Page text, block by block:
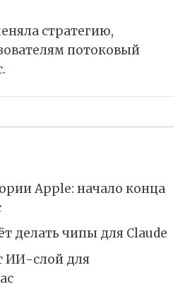
стратегию,
потоковый
.
Apple: начало конца
делать чипы для Claude
ИИ-слой для